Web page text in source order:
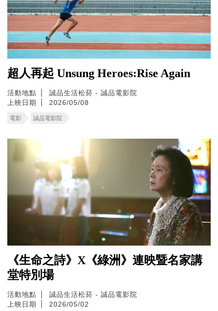
超人再起 Unsung Heroes:Rise Again
活動地點
誠品生活松菸 - 誠品電影院
上映日期
2026/05/08
電影 誠品電影院
《生命之詩》X《綠洲》連映暨名家講
堂特別場
活動地點
誠品生活松菸 - 誠品電影院
上映日期
2026/05/02